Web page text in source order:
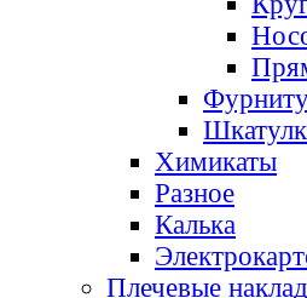
Химикаты
Разное
Калька
Плечевые